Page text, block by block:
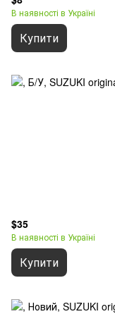
В наявності в Україні
Купити
$35
В наявності в Україні
Купити